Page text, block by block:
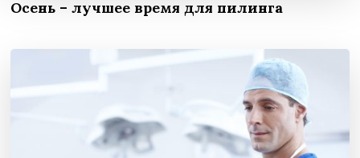
Осень – лучшее время для пилинга